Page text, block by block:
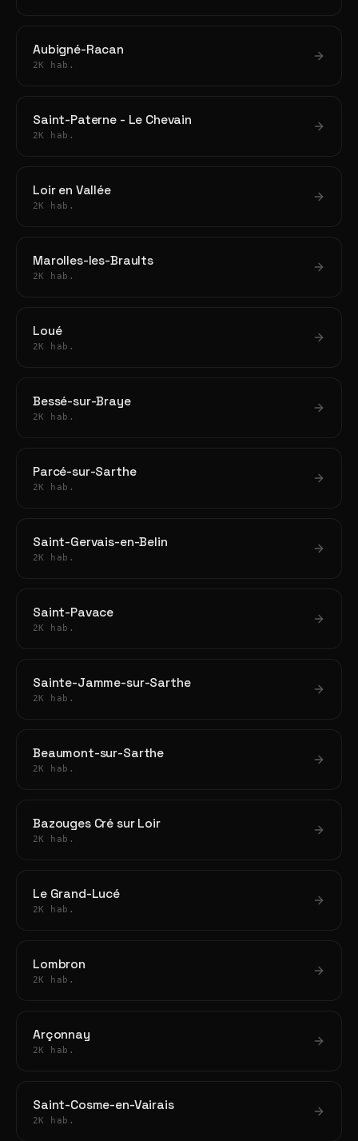
Aubigné-Racan
2K hab.
Saint-Paterne - Le Chevain
2K hab.
Loir en Vallée
2K hab.
Marolles-les-Braults
2K hab.
Loué
2K hab.
Bessé-sur-Braye
2K hab.
Parcé-sur-Sarthe
2K hab.
Saint-Gervais-en-Belin
2K hab.
Saint-Pavace
2K hab.
Sainte-Jamme-sur-Sarthe
2K hab.
Beaumont-sur-Sarthe
2K hab.
Bazouges Cré sur Loir
2K hab.
Le Grand-Lucé
2K hab.
Lombron
2K hab.
Arçonnay
2K hab.
Saint-Cosme-en-Vairais
2K hab.